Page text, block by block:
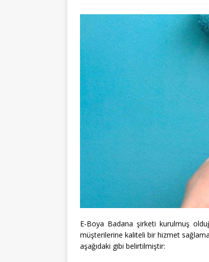
E-Boya Badana şirketi kurulmuş
müşterilerine kaliteli bir hizmet
aşağıdaki gibi belirtilmiştir: